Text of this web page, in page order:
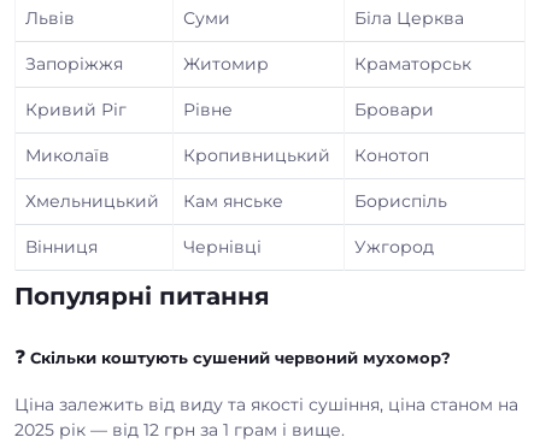
Львів Суми Біла Церква
Запоріжжя Житомир Краматорськ
Кривий Ріг Рівне Бровари
Миколаїв Кропивницький Конотоп
Хмельницький Кам янське Бориспіль
Вінниця Чернівці Ужгород
Популярні питання
❓ Скільки коштують сушений червоний мухомор?
Ціна залежить від виду та якості сушіння, ціна станом на
2025 рік — від 12 грн за 1 грам і вище.